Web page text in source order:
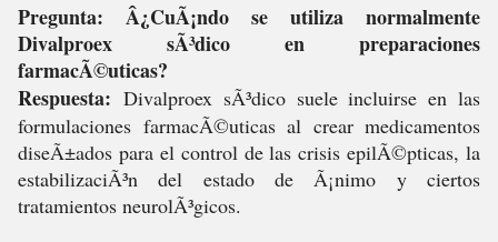
Pregunta: Â¿CuÃ¡ndo se utiliza normalmente
Divalproex sÃ³dico en preparaciones
farmacÃ©uticas?
Respuesta: Divalproex sÃ³dico suele incluirse en las
formulaciones farmacÃ©uticas al crear medicamentos
diseÃ±ados para el control de las crisis epilÃ©pticas, la
estabilizaciÃ³n del estado de Ã¡nimo y ciertos
tratamientos neurolÃ³gicos.